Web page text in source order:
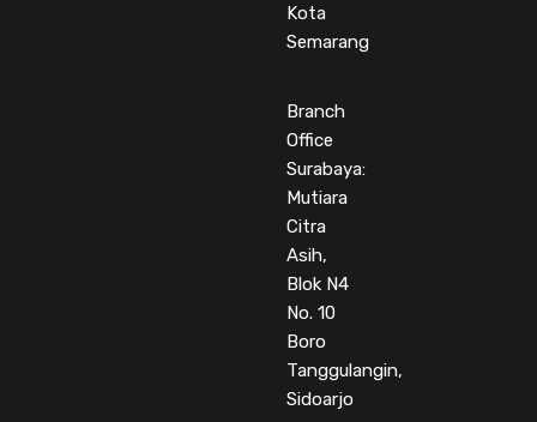
Kota
Semarang
Branch
Office
Surabaya:
Mutiara
Citra
Asih,
Blok N4
No. 10
Boro
Tanggulangin,
Sidoarjo